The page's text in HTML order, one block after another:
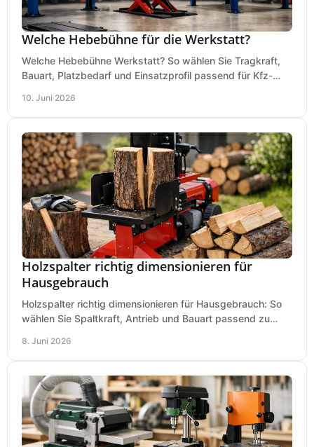
Welche Hebebühne für die Werkstatt?
Welche Hebebühne Werkstatt? So wählen Sie Tragkraft,
Bauart, Platzbedarf und Einsatzprofil passend für Kfz-
10. Juni 2026
Holzspalter richtig dimensionieren für
Hausgebrauch
Holzspalter richtig dimensionieren für Hausgebrauch: So
wählen Sie Spaltkraft, Antrieb und Bauart passend zu
8. Juni 2026